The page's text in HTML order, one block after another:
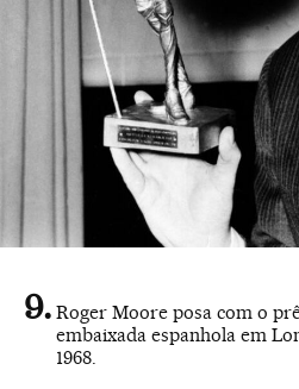
Roger Moore posa com o
embaixada espanhola em
1968.